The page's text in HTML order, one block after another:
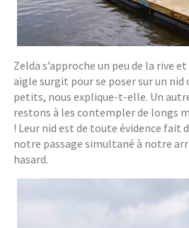
Zelda s’approche un peu de la rive
aigle surgit pour se poser sur un nid
petits, nous explique-t-elle. Un
restons à les contempler de longs
! Leur nid est de toute évidence fait
notre passage simultané à notre
hasard.